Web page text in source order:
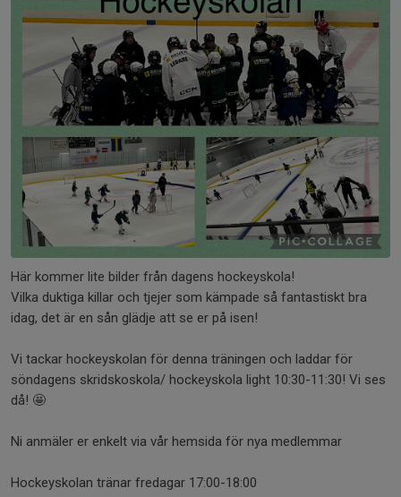
Här kommer lite bilder från dagens hockeyskola!
Vilka duktiga killar och tjejer som kämpade så fantastiskt bra
idag, det är en sån glädje att se er på isen!
Vi tackar hockeyskolan för denna träningen och laddar för
söndagens skridskoskola/ hockeyskola light 10:30-11:30! Vi ses
då! 🤩
Ni anmäler er enkelt via vår hemsida för nya medlemmar
Hockeyskolan tränar fredagar 17:00-18:00